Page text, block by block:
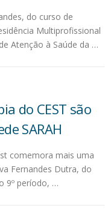
do curso de
Multiprofissional
Atenção à Saúde da …
do CEST são
SARAH
comemora mais uma
Fernandes Dutra, do
9º período, …